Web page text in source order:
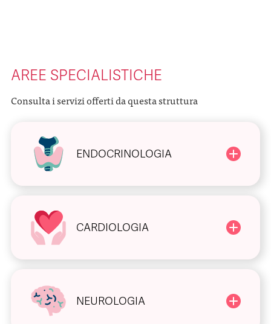
AREE SPECIALISTICHE
Consulta i servizi offerti da questa struttura
ENDOCRINOLOGIA
CARDIOLOGIA
NEUROLOGIA